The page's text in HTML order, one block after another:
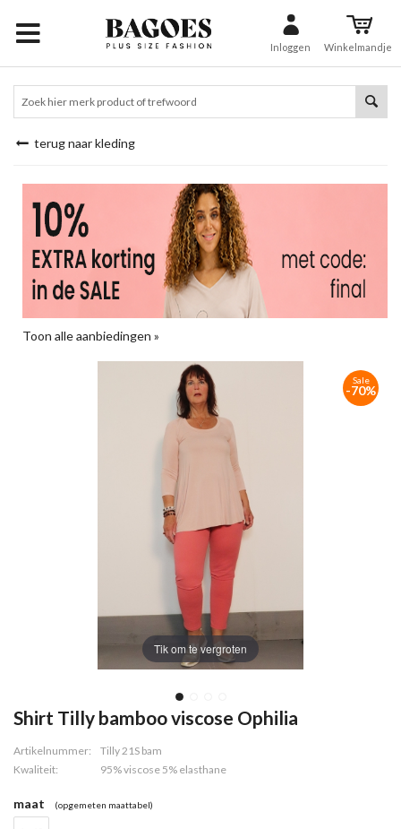
Inloggen Winkelmandje
terug naar kleding
Toon alle aanbiedingen »
Tik om te vergroten
Sale
-70%
Shirt Tilly bamboo viscose Ophilia
Artikelnummer:
Tilly 21S bam
Kwaliteit:
95% viscose 5% elasthane
maat (opgemeten maattabel)